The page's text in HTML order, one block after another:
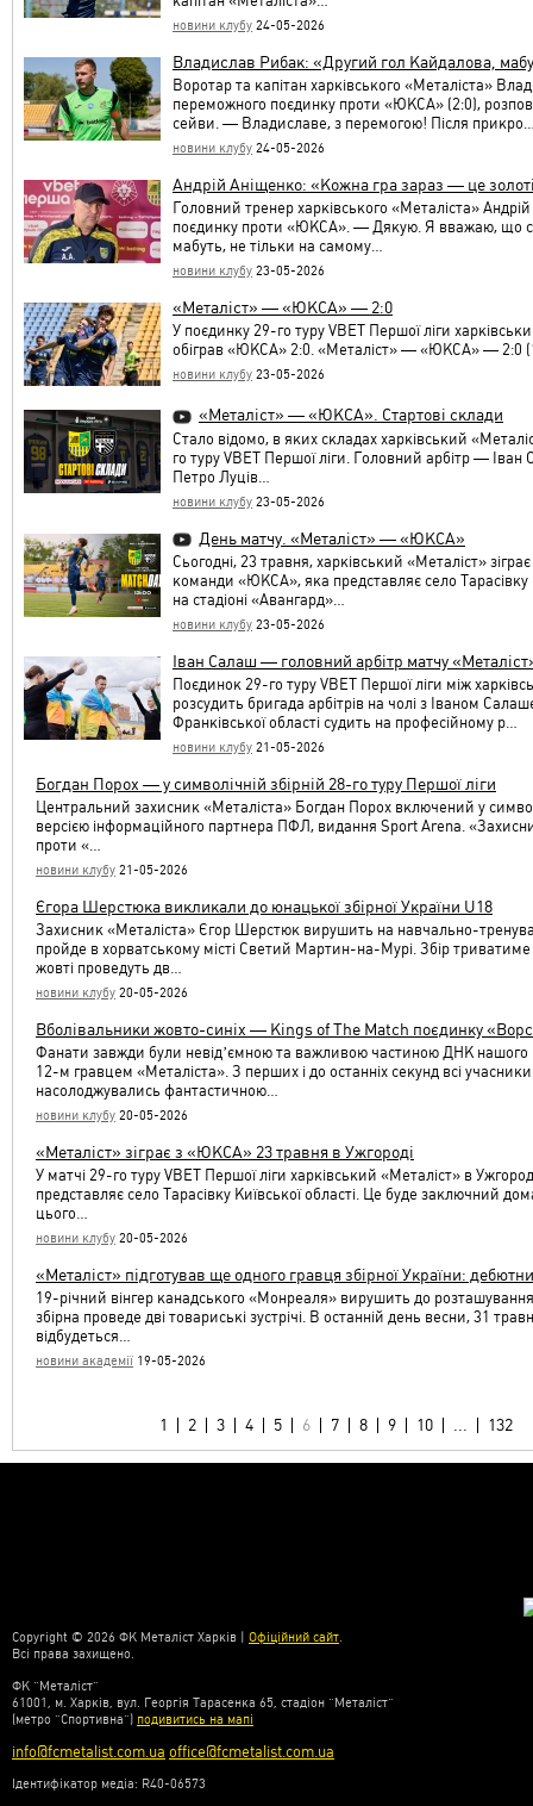
новини клубу 24-05-2026
Владислав Рибак: «Другий гол Кайдалова,
Воротар та капітан харківського «Металіста»
переможного поєдинку проти «ЮКСА» (2:0),
сейви. — Владиславе, з перемогою! Після
новини клубу 24-05-2026
Андрій Аніщенко: «Кожна гра зараз — це
Головний тренер харківського «Металіста»
поєдинку проти «ЮКСА». — Дякую. Я вважаю, що
мабуть, не тільки на самому…
новини клубу 23-05-2026
«Металіст» — «ЮКСА» — 2:0
У поєдинку 29-го туру VBET Першої ліги
обіграв «ЮКСА» 2:0. «Металіст» — «ЮКСА» — 2:0
новини клубу 23-05-2026
«Металіст» — «ЮКСА». Стартові склади
Стало відомо, в яких складах харківський
го туру VBET Першої ліги. Головний арбітр —
Петро Луців…
новини клубу 23-05-2026
День матчу. «Металіст» — «ЮКСА»
Сьогодні, 23 травня, харківський «Металіст»
команди «ЮКСА», яка представляє село Тарасівку
на стадіоні «Авангард»…
новини клубу 23-05-2026
Іван Салаш — головний арбітр матчу
Поєдинок 29-го туру VBET Першої ліги між
розсудить бригада арбітрів на чолі з Іваном
Франківської області судить на професійному р…
новини клубу 21-05-2026
Богдан Порох — у символічній збірній 28-го туру Першої ліги
Центральний захисник «Металіста» Богдан Порох включений у
версією інформаційного партнера ПФЛ, видання Sport Arena.
проти «…
новини клубу 21-05-2026
Єгора Шерстюка викликали до юнацької збірної України U18
Захисник «Металіста» Єгор Шерстюк вирушить на навчально-
пройде в хорватському місті Светий Мартин-на-Мурі. Збір
жовті проведуть дв…
новини клубу 20-05-2026
Вболівальники жовто-синіх — Kings of The Match поєдинку
Фанати завжди були невідʼємною та важливою частиною ДНК нашого
12-м гравцем «Металіста». З перших і до останніх секунд всі учасники
насолоджувались фантастичною…
новини клубу 20-05-2026
«Металіст» зіграє з «ЮКСА» 23 травня в Ужгороді
У матчі 29-го туру VBET Першої ліги харківський «Металіст» в
представляє село Тарасівку Київської області. Це буде заключний
цього…
новини клубу 20-05-2026
«Металіст» підготував ще одного гравця збірної України:
19-річний вінгер канадського «Монреаля» вирушить до
збірна проведе дві товариські зустрічі. В останній день весни, 31
відбудеться…
новини академії 19-05-2026
1 2 3 4 5 6 7 8 9 10 132
Copyright © 2026 ФК Металіст Харків | Офіційний сайт.
Всі права захищено.
ФК “Металіст”
61001, м. Харків, вул. Георгія Тарасенка 65, стадіон “Металіст”
(метро “Спортивна”) подивитись на мапі
info@fcmetalist.com.ua office@fcmetalist.com.ua
Ідентифікатор медіа: R40-06573